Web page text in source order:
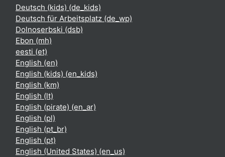
Deutsch (kids) ‎(de_kids)‎
Deutsch für Arbeitsplatz ‎(de_wp)‎
Dolnoserbski ‎(dsb)‎
Ebon ‎(mh)‎
eesti ‎(et)‎
English ‎(en)‎
English (kids) ‎(en_kids)‎
English ‎(km)‎
English ‎(lt)‎
English (pirate) ‎(en_ar)‎
English ‎(pl)‎
English ‎(pt_br)‎
English ‎(pt)‎
English (United States) ‎(en_us)‎